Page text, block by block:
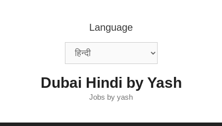
Language
Dubai Hindi by Yash
Jobs by yash